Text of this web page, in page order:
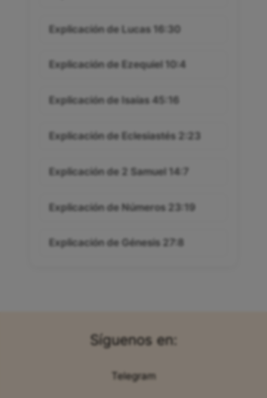
Explicación de Lucas 16:30
Explicación de Ezequiel 10:4
Explicación de Isaías 45:16
Explicación de Eclesiastés 2:23
Explicación de 2 Samuel 14:7
Explicación de Números 23:19
Explicación de Génesis 27:8
Síguenos en:
Telegram